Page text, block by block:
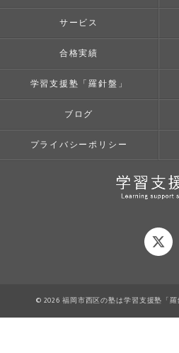
サービス
合格実績
学習支援塾「羅針盤」
ブログ
プライバシーポリシー
© 2026 福岡市西区の塾は学習支援塾「羅